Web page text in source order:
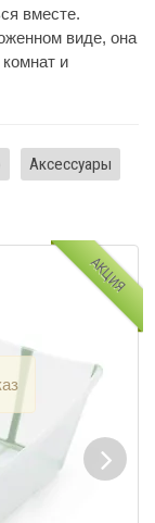
вместе.
виде, она
и
Аксессуары
АКЦИЯ